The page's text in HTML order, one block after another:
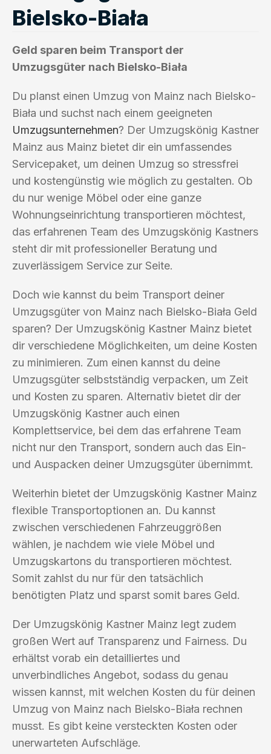
Bielsko-Biała
Geld sparen beim Transport der
Umzugsgüter nach Bielsko-Biała
Du planst einen Umzug von Mainz nach Bielsko-
Biała und suchst nach einem geeigneten
Umzugsunternehmen? Der Umzugskönig Kastner
Mainz aus Mainz bietet dir ein umfassendes
Servicepaket, um deinen Umzug so stressfrei
und kostengünstig wie möglich zu gestalten. Ob
du nur wenige Möbel oder eine ganze
Wohnungseinrichtung transportieren möchtest,
das erfahrenen Team des Umzugskönig Kastners
steht dir mit professioneller Beratung und
zuverlässigem Service zur Seite.
Doch wie kannst du beim Transport deiner
Umzugsgüter von Mainz nach Bielsko-Biała Geld
sparen? Der Umzugskönig Kastner Mainz bietet
dir verschiedene Möglichkeiten, um deine Kosten
zu minimieren. Zum einen kannst du deine
Umzugsgüter selbstständig verpacken, um Zeit
und Kosten zu sparen. Alternativ bietet dir der
Umzugskönig Kastner auch einen
Komplettservice, bei dem das erfahrene Team
nicht nur den Transport, sondern auch das Ein-
und Auspacken deiner Umzugsgüter übernimmt.
Weiterhin bietet der Umzugskönig Kastner Mainz
flexible Transportoptionen an. Du kannst
zwischen verschiedenen Fahrzeuggrößen
wählen, je nachdem wie viele Möbel und
Umzugskartons du transportieren möchtest.
Somit zahlst du nur für den tatsächlich
benötigten Platz und sparst somit bares Geld.
Der Umzugskönig Kastner Mainz legt zudem
großen Wert auf Transparenz und Fairness. Du
erhältst vorab ein detailliertes und
unverbindliches Angebot, sodass du genau
wissen kannst, mit welchen Kosten du für deinen
Umzug von Mainz nach Bielsko-Biała rechnen
musst. Es gibt keine versteckten Kosten oder
unerwarteten Aufschläge.